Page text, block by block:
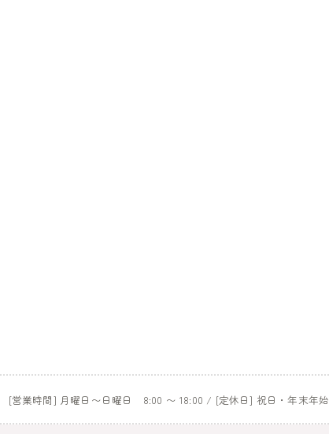
[営業時間] 月曜日〜日曜日 8:00 〜 18:00 / [定休日] 祝日・年末年始